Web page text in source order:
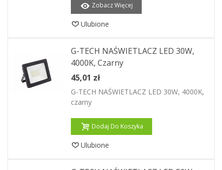
Zobacz Więcej
Ulubione
G-TECH NAŚWIETLACZ LED 30W,
4000K, Czarny
45,01 zł
G-TECH NAŚWIETLACZ LED 30W, 4000K,
czarny
Dodaj Do Koszyka
Ulubione